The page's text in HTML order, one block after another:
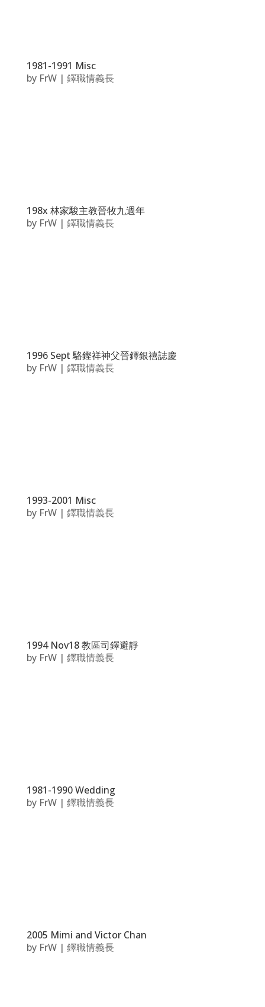
1981-1991 Misc
by FrW| 鐸職情義長
198x 林家駿主教晉牧九週年
by FrW| 鐸職情義長
1996 Sept 駱鏗祥神父晉鐸銀禧誌慶
by FrW| 鐸職情義長
1993-2001 Misc
by FrW| 鐸職情義長
1994 Nov18 教區司鐸避靜
by FrW| 鐸職情義長
1981-1990 Wedding
by FrW| 鐸職情義長
2005 Mimi and Victor Chan
by FrW| 鐸職情義長